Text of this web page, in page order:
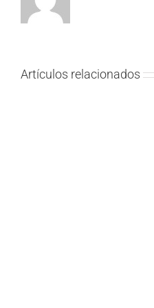
Artículos relacionados